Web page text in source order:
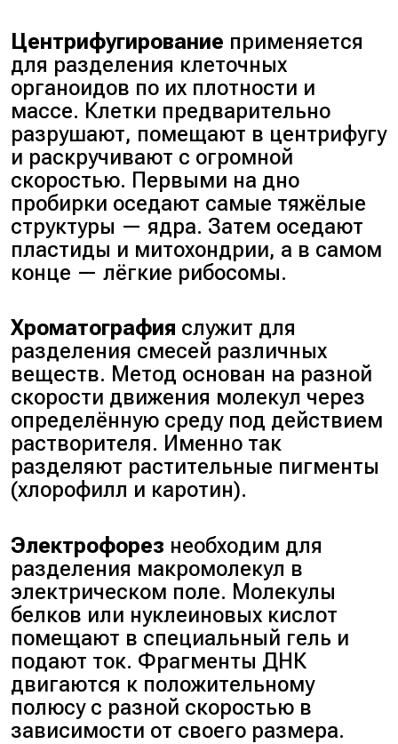
Центрифугирование применяется
для разделения клеточных
органоидов по их плотности и
массе. Клетки предварительно
разрушают, помещают в центрифугу
и раскручивают с огромной
скоростью. Первыми на дно
пробирки оседают самые тяжёлые
структуры — ядра. Затем оседают
пластиды и митохондрии, а в самом
конце — лёгкие рибосомы.
Хроматография служит для
разделения смесей различных
веществ. Метод основан на разной
скорости движения молекул через
определённую среду под действием
растворителя. Именно так
разделяют растительные пигменты
(хлорофилл и каротин).
Электрофорез необходим для
разделения макромолекул в
электрическом поле. Молекулы
белков или нуклеиновых кислот
помещают в специальный гель и
подают ток. Фрагменты ДНК
двигаются к положительному
полюсу с разной скоростью в
зависимости от своего размера.